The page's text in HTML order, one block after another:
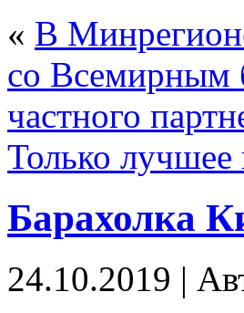
« В
со Всемирным
частного
Только лучшее
Барахолка
24.10.2019 |